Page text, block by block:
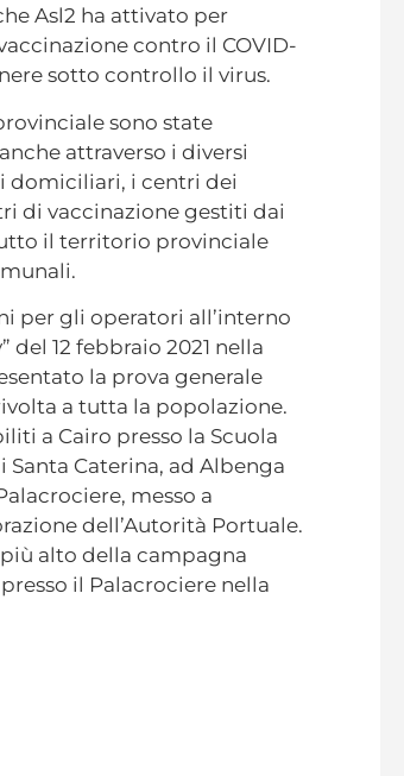
Asl2 ha attivato per
contro il COVID-
sotto controllo il virus.
sono state
attraverso i diversi
domiciliari, i centri dei
di vaccinazione gestiti dai
il territorio provinciale
per gli operatori all’interno
del 12 febbraio 2021 nella
la prova generale
a tutta la popolazione.
a Cairo presso la Scuola
Caterina, ad Albenga
messo a
dell’Autorità Portuale.
alto della campagna
il Palacrociere nella